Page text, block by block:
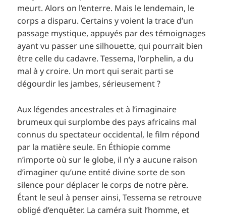
meurt. Alors on l’enterre. Mais le lendemain, le
corps a disparu. Certains y voient la trace d’un
passage mystique, appuyés par des témoignages
ayant vu passer une silhouette, qui pourrait bien
être celle du cadavre. Tessema, l’orphelin, a du
mal à y croire. Un mort qui serait parti se
dégourdir les jambes, sérieusement ?
Aux légendes ancestrales et à l’imaginaire
brumeux qui surplombe des pays africains mal
connus du spectateur occidental, le film répond
par la matière seule. En Éthiopie comme
n’importe où sur le globe, il n’y a aucune raison
d’imaginer qu’une entité divine sorte de son
silence pour déplacer le corps de notre père.
Étant le seul à penser ainsi, Tessema se retrouve
obligé d’enquêter. La caméra suit l’homme, et